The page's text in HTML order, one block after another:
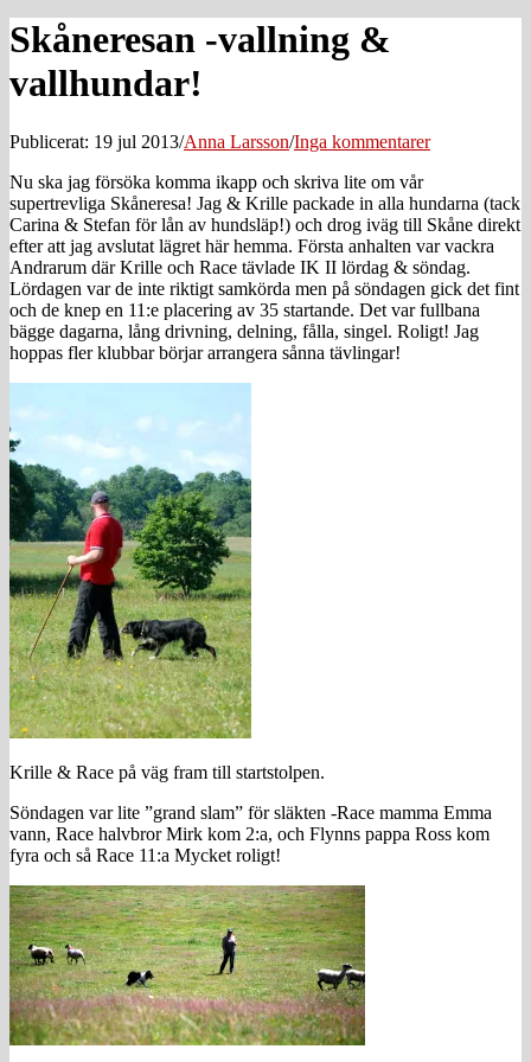
Skåneresan -vallning &
vallhundar!
Publicerat: 19 jul 2013/Anna Larsson/Inga kommentarer
Nu ska jag försöka komma ikapp och skriva lite om vår
supertrevliga Skåneresa! Jag & Krille packade in alla hundarna (tack
Carina & Stefan för lån av hundsläp!) och drog iväg till Skåne direkt
efter att jag avslutat lägret här hemma. Första anhalten var vackra
Andrarum där Krille och Race tävlade IK II lördag & söndag.
Lördagen var de inte riktigt samkörda men på söndagen gick det fint
och de knep en 11:e placering av 35 startande. Det var fullbana
bägge dagarna, lång drivning, delning, fålla, singel. Roligt! Jag
hoppas fler klubbar börjar arrangera sånna tävlingar!
Krille & Race på väg fram till startstolpen.
Söndagen var lite ”grand slam” för släkten -Race mamma Emma
vann, Race halvbror Mirk kom 2:a, och Flynns pappa Ross kom
fyra och så Race 11:a Mycket roligt!